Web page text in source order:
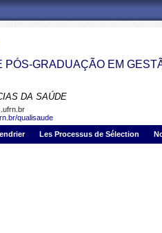
PÓS-GRADUAÇÃO EM
DA SAÚDE
qualisaude
Les Processus de Sélection